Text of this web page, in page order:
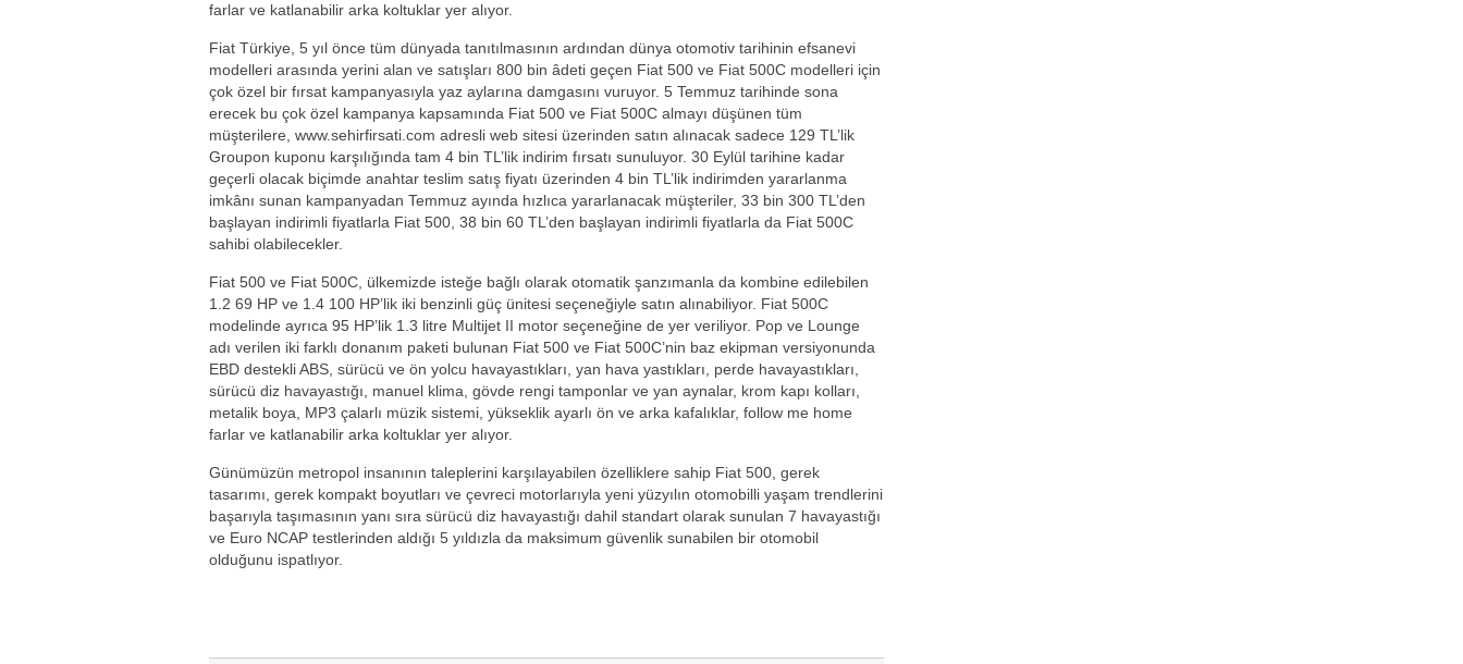
farlar ve katlanabilir arka koltuklar yer alıyor.
Fiat Türkiye, 5 yıl önce tüm dünyada tanıtılmasının ardından dünya otomotiv tarihinin efsanevi
modelleri arasında yerini alan ve satışları 800 bin âdeti geçen Fiat 500 ve Fiat 500C modelleri için
çok özel bir fırsat kampanyasıyla yaz aylarına damgasını vuruyor. 5 Temmuz tarihinde sona
erecek bu çok özel kampanya kapsamında Fiat 500 ve Fiat 500C almayı düşünen tüm
müşterilere, www.sehirfirsati.com adresli web sitesi üzerinden satın alınacak sadece 129 TL’lik
Groupon kuponu karşılığında tam 4 bin TL’lik indirim fırsatı sunuluyor. 30 Eylül tarihine kadar
geçerli olacak biçimde anahtar teslim satış fiyatı üzerinden 4 bin TL’lik indirimden yararlanma
imkânı sunan kampanyadan Temmuz ayında hızlıca yararlanacak müşteriler, 33 bin 300 TL’den
başlayan indirimli fiyatlarla Fiat 500, 38 bin 60 TL’den başlayan indirimli fiyatlarla da Fiat 500C
sahibi olabilecekler.
Fiat 500 ve Fiat 500C, ülkemizde isteğe bağlı olarak otomatik şanzımanla da kombine edilebilen
1.2 69 HP ve 1.4 100 HP’lik iki benzinli güç ünitesi seçeneğiyle satın alınabiliyor. Fiat 500C
modelinde ayrıca 95 HP’lik 1.3 litre Multijet II motor seçeneğine de yer veriliyor. Pop ve Lounge
adı verilen iki farklı donanım paketi bulunan Fiat 500 ve Fiat 500C’nin baz ekipman versiyonunda
EBD destekli ABS, sürücü ve ön yolcu havayastıkları, yan hava yastıkları, perde havayastıkları,
sürücü diz havayastığı, manuel klima, gövde rengi tamponlar ve yan aynalar, krom kapı kolları,
metalik boya, MP3 çalarlı müzik sistemi, yükseklik ayarlı ön ve arka kafalıklar, follow me home
farlar ve katlanabilir arka koltuklar yer alıyor.
Günümüzün metropol insanının taleplerini karşılayabilen özelliklere sahip Fiat 500, gerek
tasarımı, gerek kompakt boyutları ve çevreci motorlarıyla yeni yüzyılın otomobilli yaşam trendlerini
başarıyla taşımasının yanı sıra sürücü diz havayastığı dahil standart olarak sunulan 7 havayastığı
ve Euro NCAP testlerinden aldığı 5 yıldızla da maksimum güvenlik sunabilen bir otomobil
olduğunu ispatlıyor.